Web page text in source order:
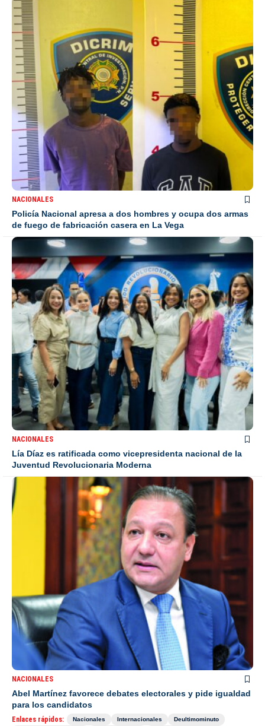
NACIONALES
Policía Nacional apresa a dos hombres y ocupa dos armas
de fuego de fabricación casera en La Vega
NACIONALES
Lía Díaz es ratificada como vicepresidenta nacional de la
Juventud Revolucionaria Moderna
NACIONALES
Abel Martínez favorece debates electorales y pide igualdad
para los candidatos
Enlaces rápidos: Nacionales Internacionales
Deultimominuto